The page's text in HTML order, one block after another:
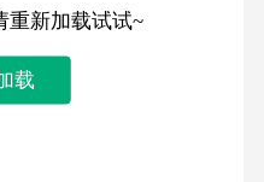
重新加载试试~
载